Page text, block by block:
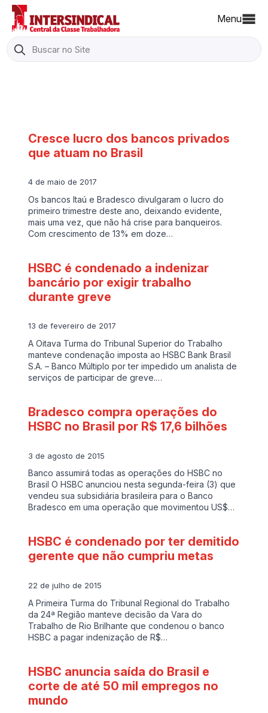
Menu
Search
for:
Cresce lucro dos bancos privados
que atuam no Brasil
4 de maio de 2017
Os bancos Itaú e Bradesco divulgaram o lucro do
primeiro trimestre deste ano, deixando evidente,
mais uma vez, que não há crise para banqueiros.
Com crescimento de 13% em doze…
HSBC é condenado a indenizar
bancário por exigir trabalho
durante greve
13 de fevereiro de 2017
A Oitava Turma do Tribunal Superior do Trabalho
manteve condenação imposta ao HSBC Bank Brasil
S.A. – Banco Múltiplo por ter impedido um analista de
serviços de participar de greve.…
Bradesco compra operações do
HSBC no Brasil por R$ 17,6 bilhões
3 de agosto de 2015
Banco assumirá todas as operações do HSBC no
Brasil O HSBC anunciou nesta segunda-feira (3) que
vendeu sua subsidiária brasileira para o Banco
Bradesco em uma operação que movimentou US$…
HSBC é condenado por ter demitido
gerente que não cumpriu metas
22 de julho de 2015
A Primeira Turma do Tribunal Regional do Trabalho
da 24ª Região manteve decisão da Vara do
Trabalho de Rio Brilhante que condenou o banco
HSBC a pagar indenização de R$…
HSBC anuncia saída do Brasil e
corte de até 50 mil empregos no
mundo